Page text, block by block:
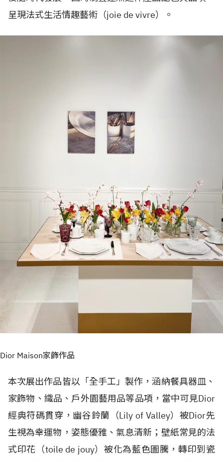
呈現法式生活情趣藝術（joie de vivre）。
Dior Maison家飾作品
本次展出作品皆以「全手工」製作，涵納餐具器皿、
家飾物、織品、戶外園藝用品等品項，當中可見Dior
經典符碼貫穿，幽谷鈴蘭（Lily of Valley）被Dior先
生視為幸運物，姿態優雅、氣息清新；壁紙常見的法
式印花（toile de jouy）被化為藍色圖騰，轉印到瓷